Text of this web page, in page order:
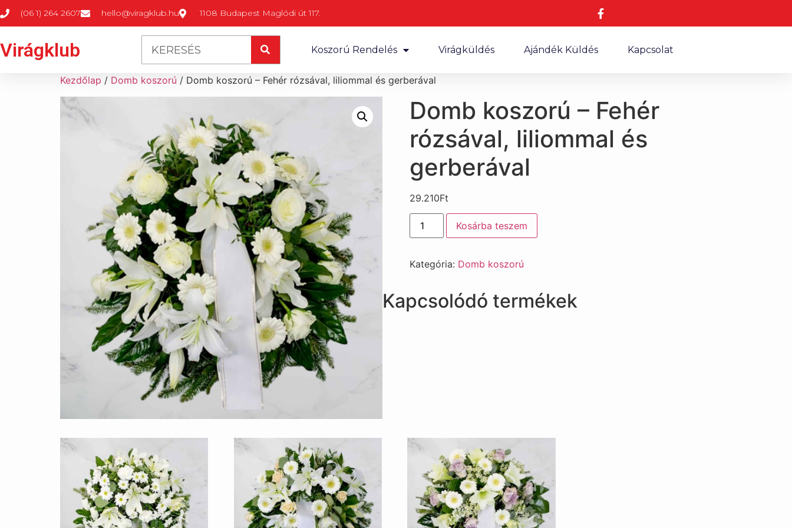
(06 1) 264 2607 hello@viragklub.hu 1108 Budapest Maglódi út 117.
Virágklub Koszorú Rendelés Virágküldés Ajándék Küldés Kapcsolat
Kezdőlap / Domb koszorú / Domb koszorú – Fehér rózsával, liliommal és gerberával
Domb koszorú – Fehér
rózsával, liliommal és
gerberával
29.210Ft
Kosárba teszem
Kategória: Domb koszorú
Kapcsolódó termékek